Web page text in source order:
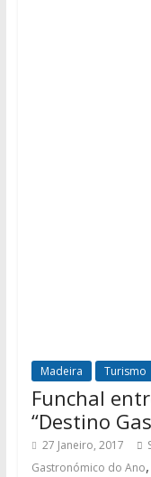
Madeira Turismo
Funchal
“Destino
27 Janeiro, 2017
Gastronómico do Ano,